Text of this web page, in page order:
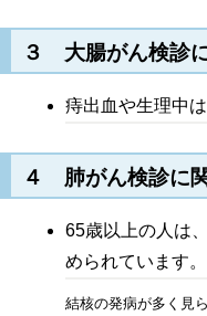
３ 大腸がん検診
痔出血や生理中
４ 肺がん検診に
65歳以上の人は
められています
結核の発病が多く見ら